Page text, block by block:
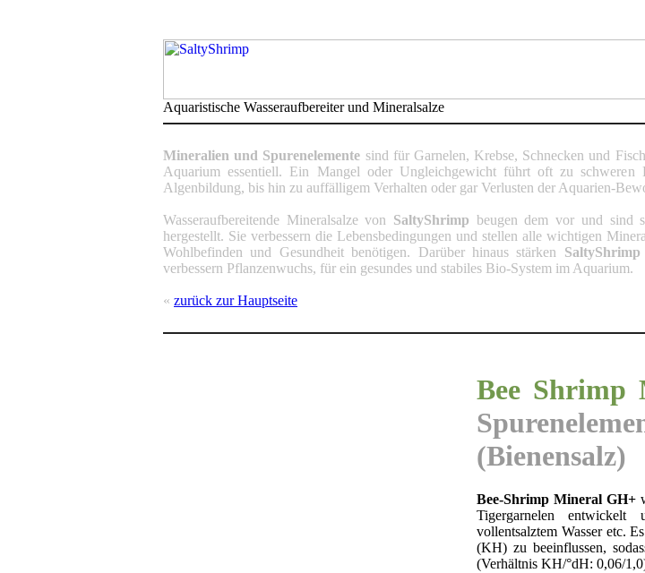
Aquaristische Wasseraufbereiter und Mineralsalze
Mineralien und Spurenelemente sind für Garnelen, Krebse, Schnecken und
Aquarium essentiell. Ein Mangel oder Ungleichgewicht führt oft zu schweren
Algenbildung, bis hin zu auffälligem Verhalten oder gar Verlusten der Aquarien-
Wasseraufbereitende Mineralsalze von SaltyShrimp beugen dem vor und sind
hergestellt. Sie verbessern die Lebensbedingungen und stellen alle wichtigen
Wohlbefinden und Gesundheit benötigen. Darüber hinaus stärken SaltyShrimp
verbessern Pflanzenwuchs, für ein gesundes und stabiles Bio-System im Aquarium.
« zurück zur Hauptseite
Bee Shrimp
(Bienensalz)
Bee-Shrimp Mineral GH+
Tigergarnelen entwickelt
vollentsalztem Wasser etc.
(KH) zu beeinflussen,
(Verhältnis KH/°dH: 0,06/